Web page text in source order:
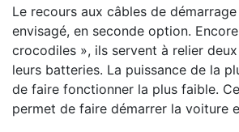
Le recours aux câbles de
envisagé, en seconde option.
crocodiles », ils servent à relier
leurs batteries. La puissance de la
de faire fonctionner la plus faible.
permet de faire démarrer la voiture